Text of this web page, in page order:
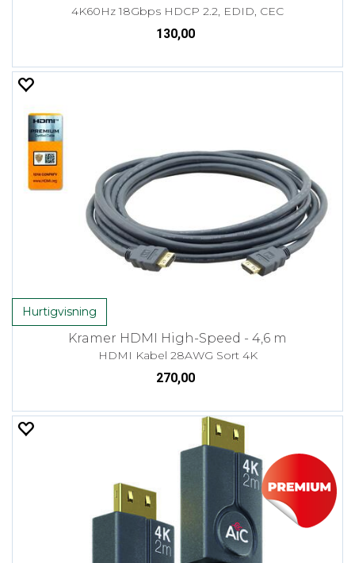
4K60Hz 18Gbps HDCP 2.2, EDID, CEC
130,00
Hurtigvisning
Kramer HDMI High-Speed - 4,6 m
HDMI Kabel 28AWG Sort 4K
270,00